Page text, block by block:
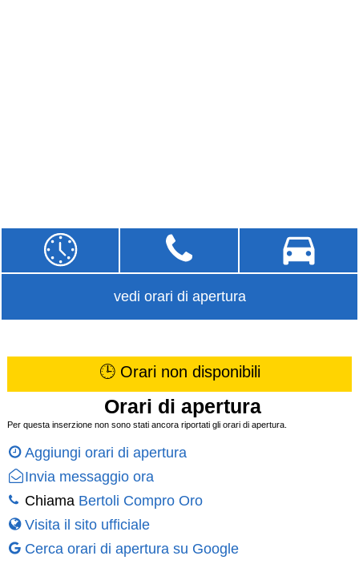
vedi orari di apertura
🕒 Orari non disponibili
Orari di apertura
Per questa inserzione non sono stati ancora riportati gli orari di apertura.
Aggiungi orari di apertura
Invia messaggio ora
Chiama Bertoli Compro Oro
Visita il sito ufficiale
Cerca orari di apertura su Google